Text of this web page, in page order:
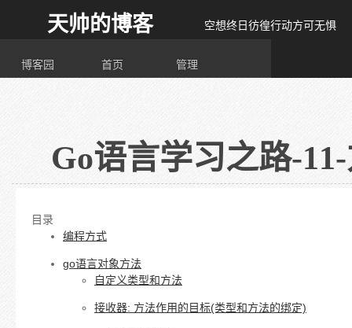
天帅的博客 空想终日彷徨行动方可无惧
博客园 首页 管理
Go语言学习之路-
目录
编程方式
go语言对象方法
自定义类型和方法
接收器: 方法作用的目标(类型和方法的绑定)